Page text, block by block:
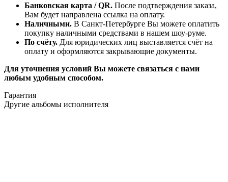
Банковская карта / QR. После подтверждения заказа,
Вам будет направлена ссылка на оплату.
Наличными. В Санкт-Петербурге Вы можете оплатить
покупку наличными средствами в нашем шоу-руме.
По счёту. Для юридических лиц выставляется счёт на
оплату и оформляются закрывающие документы.
Для уточнения условий Вы можете связаться с нами
любым удобным способом.
Гарантия
Другие альбомы исполнителя